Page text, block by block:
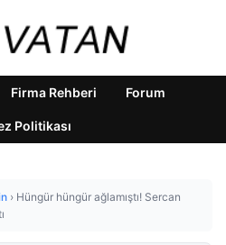
Firma Rehberi Forum
Politikası
› Hüngür hüngür ağlamıştı! Sercan